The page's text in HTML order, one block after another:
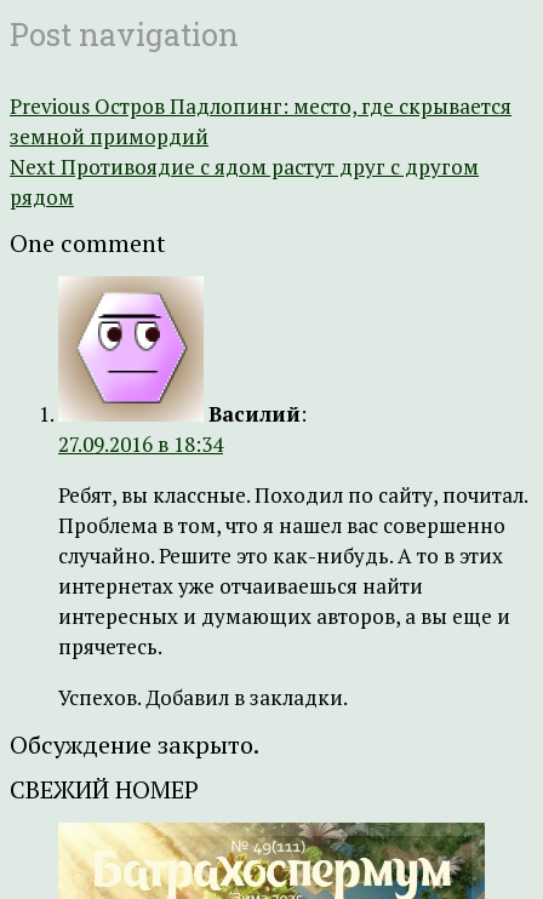
Post navigation
Previous Остров Падлопинг: место, где скрывается
земной примордий
NextПротивоядие с ядом растут друг с другом
рядом
One comment
Василий:
27.09.2016 в 18:34
Ребят, вы классные. Походил по сайту, почитал.
Проблема в том, что я нашел вас совершенно
случайно. Решите это как-нибудь. А то в этих
интернетах уже отчаиваешься найти
интересных и думающих авторов, а вы еще и
прячетесь.
Успехов. Добавил в закладки.
Обсуждение закрыто.
СВЕЖИЙ НОМЕР